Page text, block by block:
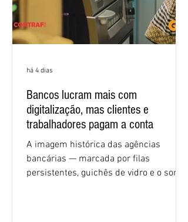
Bancos lucram mais com
digitalização, mas clientes e
trabalhadores pagam a conta
A imagem histórica das agências
bancárias — marcada por filas
persistentes, guichês de vidro e o som
há 4 dias